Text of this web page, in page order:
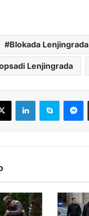
Blokada Lenjingrada
Lenjingrada